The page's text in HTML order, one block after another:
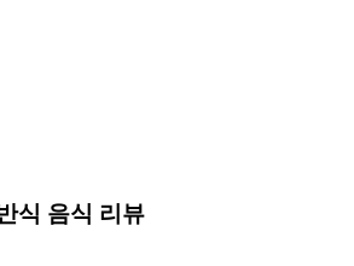
식 음식 리뷰